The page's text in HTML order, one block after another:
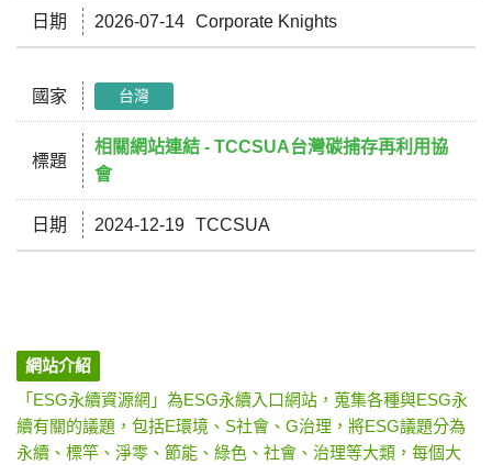
日期 2026-07-14 Corporate Knights
國家 台灣
標題
相關網站連結 - TCCSUA台灣碳捕存再利用協
會
日期 2024-12-19 TCCSUA
網站介紹
「ESG永續資源網」為ESG永續入口網站，蒐集各種與ESG永
續有關的議題，包括E環境、S社會、G治理，將ESG議題分為
永續、標竿、淨零、節能、綠色、社會、治理等大類，每個大